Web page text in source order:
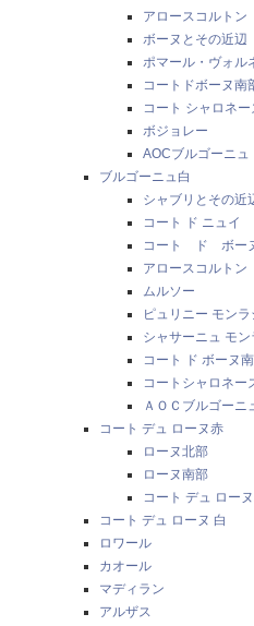
アロースコルトン
ボーヌとその近辺
ポマール・ヴォル
コートドボーヌ南
コート シャロネー
ボジョレー
AOCブルゴーニュ
ブルゴーニュ白
シャブリとその近
コート ド ニュイ
コート ド ボー
アロースコルトン
ムルソー
ピュリニー モンラ
シャサーニュ モン
コート ド ボーヌ
コートシャロネー
ＡＯＣブルゴーニ
コート デュ ローヌ赤
ローヌ北部
ローヌ南部
コート デュ ロー
コート デュ ローヌ 白
ロワール
カオール
マディラン
アルザス